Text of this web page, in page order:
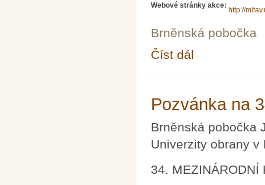
Webové stránky akce:
http://
Brněnská pobočka
Číst dál
Pozvánka na
Brněnská pobočka
Univerzity obrany
34.